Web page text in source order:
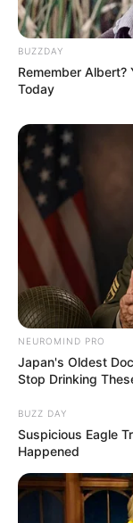
Dee-dee
na medida
encher os
mistura e
com essa
BUZZDAY
Remember Albert?
Today
NEUROMIND PRO
Japan's Oldest
Stop Drinking
BUZZ DAY
Suspicious Eagle
Happened